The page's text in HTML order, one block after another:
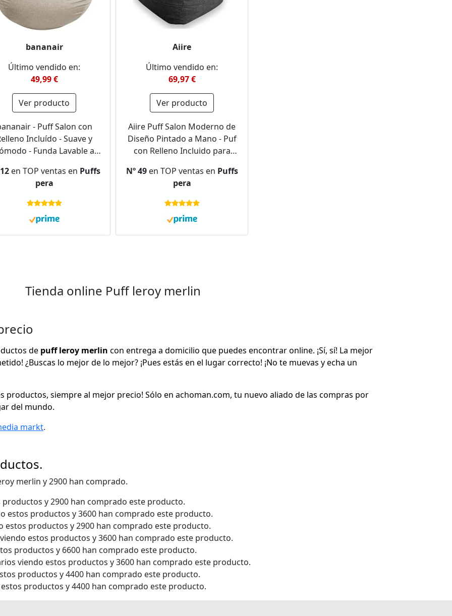
bananair
Último vendido en:
49,99 €
Ver producto
- Puff Salon con
Incluído - Suave y
- Funda Lavable a
de Transportar - Bean
Bag Versátil, Puff Gamer,
Niños (80 x 70 cm, Beige)
en TOP ventas en Puffs
pera
Aiire
Último vendido en:
69,97 €
Ver producto
Aiire Puff Salon Moderno de
Diseño Pintado a Mano - Puf
con Relleno Incluido para
- Bean Bag Chair Pequeño,
Puffs Infantiles o Cojin de
Suelo Gris Oscuro
Nº 49en TOP ventas en Puffs
pera
Tienda online Puff leroy merlin
de puff leroy merlin con entrega a domicilio que puedes encontrar online. ¡Sí, sí! La mejor
¿Buscas lo mejor de lo mejor? ¡Pues estás en el lugar correcto! ¡No te muevas y echa un
productos, siempre al mejor precio! Sólo en achoman.com, tu nuevo aliado de las compras por
del mundo.
markt.
merlin y 2900 han comprado.
y 2900 han comprado este producto.
estos productos y 3600 han comprado este producto.
estos productos y 2900 han comprado este producto.
estos productos y 3600 han comprado este producto.
productos y 6600 han comprado este producto.
viendo estos productos y 3600 han comprado este producto.
productos y 4400 han comprado este producto.
productos y 4400 han comprado este producto.